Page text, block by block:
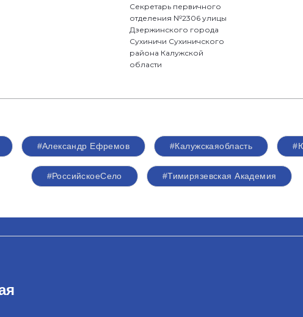
Секретарь первичного
отделения №2306 улицы
Дзержинского города
Сухиничи Сухиничского
района Калужской
области
#Александр Ефремов #Калужскаяобласть
#РоссийскоеСело #Тимирязевская Академия